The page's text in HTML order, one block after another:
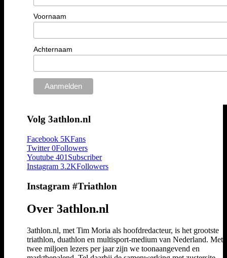
Voornaam
Achternaam
Volg 3athlon.nl
Facebook 5KFans
Twitter 0Followers
Youtube 401 Subscriber
Instagram 3.2KFollowers
Instagram #Triathlon
Over 3athlon.nl
3athlon.nl, met Tim Moria als hoofdredacteur, is het grootste
triathlon, duathlon en multisport-medium van Nederland. Met
twee miljoen lezers per jaar zijn we toonaangevend en